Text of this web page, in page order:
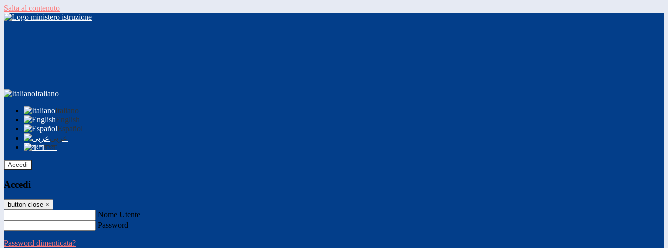
Salta al contenuto
Italiano
Italiano
English
Español
عربى
বাংলা
Accedi
Accedi
button close ×
Nome Utente
Password
Password dimenticata?